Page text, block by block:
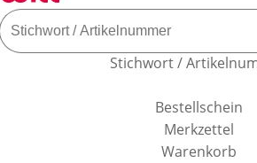
Stichwort /
Bestellschein
Merkzettel
Warenkorb